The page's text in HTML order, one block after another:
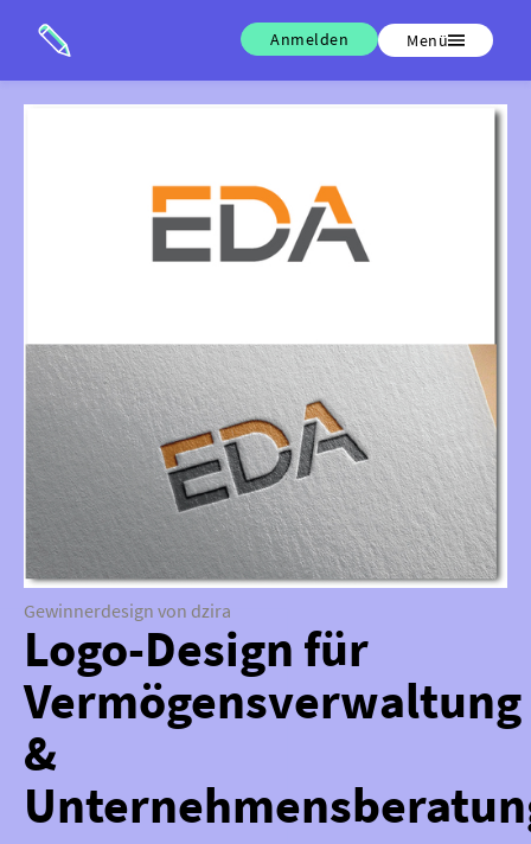
Anmelden Menü
Gewinnerdesign von dzira
Logo-Design für
Vermögensverwaltung
&